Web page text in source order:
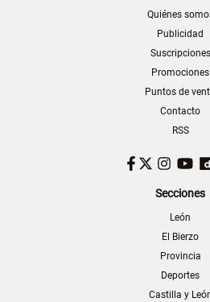
Quiénes
Publicidad
Suscripciones
Promociones
Puntos de
Contacto
RSS
Facebook
Twitter
Secciones
León
El Bierzo
Provincia
Deportes
Castilla y